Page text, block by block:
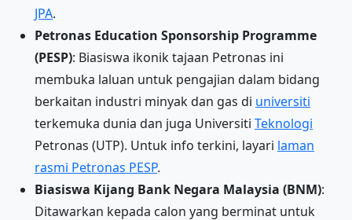
JPA.
Petronas Education Sponsorship Programme
(PESP): Biasiswa ikonik tajaan Petronas ini
membuka laluan untuk pengajian dalam bidang
berkaitan industri minyak dan gas di universiti
terkemuka dunia dan juga Universiti Teknologi
Petronas (UTP). Untuk info terkini, layari laman
rasmi Petronas PESP.
Biasiswa Kijang Bank Negara Malaysia (BNM):
Ditawarkan kepada calon yang berminat untuk